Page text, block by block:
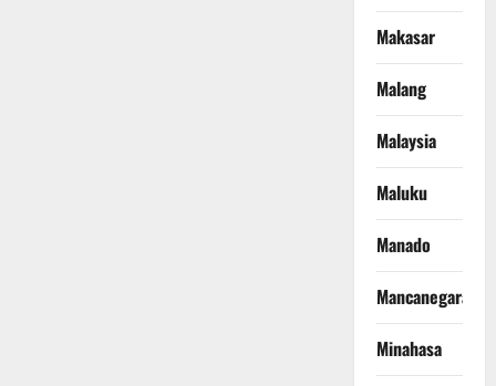
Makasar
Malang
Malaysia
Maluku
Manado
Mancanegara
Minahasa